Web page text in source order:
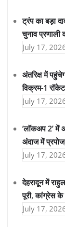
ट्रंप का बड़ा
चुनाव प्रणाली
July 17,
अंतरिक्ष में
विक्रम-1
July 17,
‘लॉकअप 2’ में
अंदाज में
July 17,
देहरादून में
पूरी, कांग्रेस के
July 17,